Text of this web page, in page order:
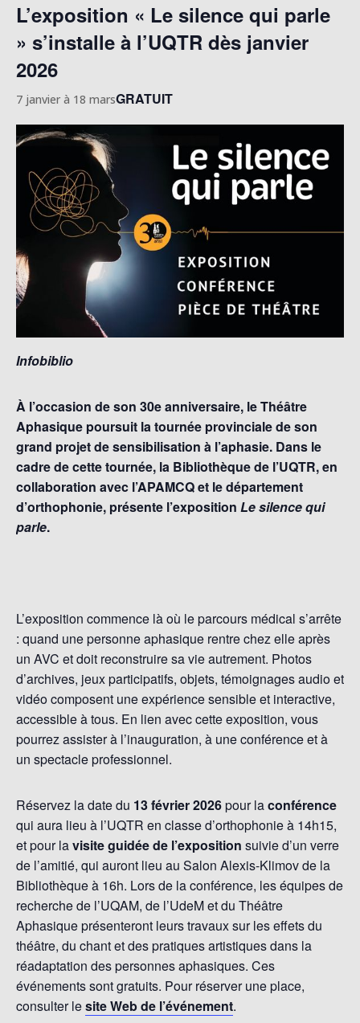
L’exposition « Le silence qui parle
» s’installe à l’UQTR dès janvier
2026
7 janvier à 18 marsGRATUIT
Infobiblio
À l’occasion de son 30e anniversaire, le Théâtre
Aphasique poursuit la tournée provinciale de son
grand projet de sensibilisation à l’aphasie. Dans le
cadre de cette tournée, la Bibliothèque de l’UQTR, en
collaboration avec l’APAMCQ et le département
d’orthophonie, présente l’exposition Le silence qui
parle.
L’exposition commence là où le parcours médical s’arrête
: quand une personne aphasique rentre chez elle après
un AVC et doit reconstruire sa vie autrement. Photos
d’archives, jeux participatifs, objets, témoignages audio et
vidéo composent une expérience sensible et interactive,
accessible à tous. En lien avec cette exposition, vous
pourrez assister à l’inauguration, à une conférence et à
un spectacle professionnel.
Réservez la date du 13 février 2026pour laconférence
qui aura lieu à l’UQTR en classe d’orthophonie à 14h15,
et pour lavisite guidée de l’exposition suivie d’un verre
de l’amitié, qui auront lieu au Salon Alexis-Klimov de la
Bibliothèque à 16h. Lors de la conférence, les équipes de
recherche de l’UQAM, de l’UdeM et du Théâtre
Aphasique présenteront leurs travaux sur les effets du
théâtre, du chant et des pratiques artistiques dans la
réadaptation des personnes aphasiques. Ces
événements sont gratuits. Pour réserver une place,
consulter lesite Web de l’événement.